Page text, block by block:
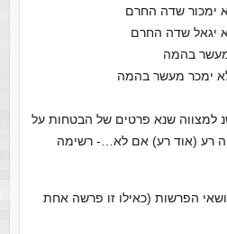
ימכור שדה החרם
יגאל שדה החרם
בהמה
ימכר מעשר בהמה
למצווה שנא פרטים של הבטחות על
רע (אוד רע) אם לא…- רשימה
הפרשות (כאילו זו פרשה אחת